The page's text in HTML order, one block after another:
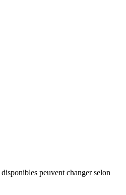
peuvent changer selon